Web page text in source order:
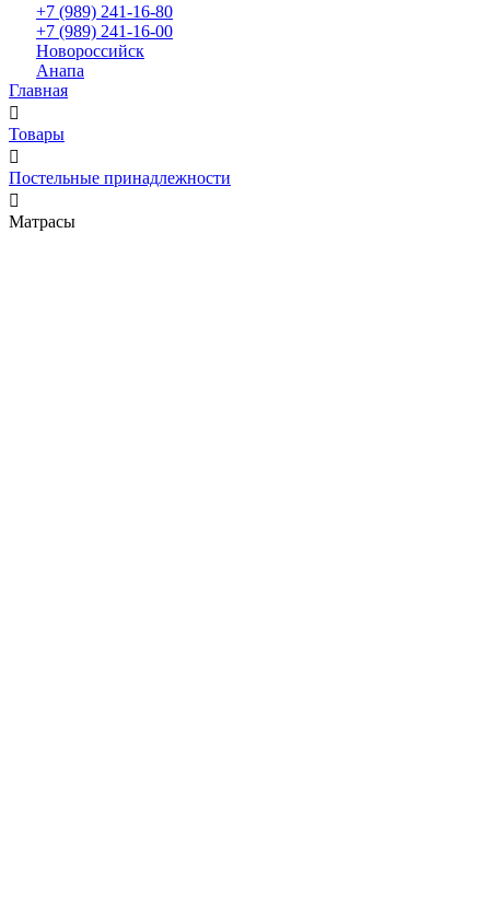
+7 (989) 241-16-80
+7 (989) 241-16-00
Новороссийск
Анапа
Главная
Товары
Постельные принадлежности
Матрасы